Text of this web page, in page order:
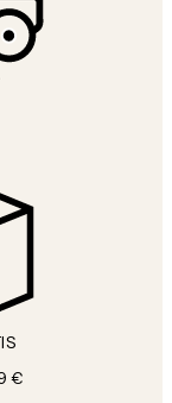
€